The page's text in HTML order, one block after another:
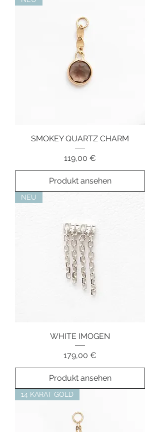
SMOKEY QUARTZ CHARM
Preis
119,00 €
Produkt ansehen
NEU
WHITE IMOGEN
Preis
179,00 €
Produkt ansehen
14 KARAT GOLD